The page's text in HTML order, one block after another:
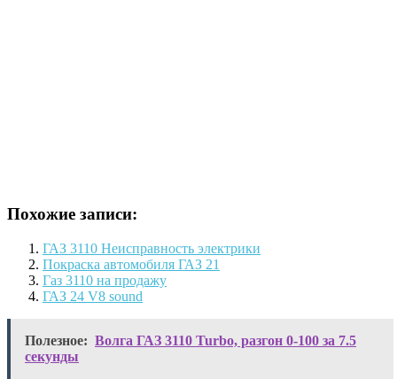
Похожие записи:
ГАЗ 3110 Неисправность электрики
Покраска автомобиля ГАЗ 21
Газ 3110 на продажу
ГАЗ 24 V8 sound
Полезное: Волга ГАЗ 3110 Turbo, разгон 0-100 за 7.5
секунды